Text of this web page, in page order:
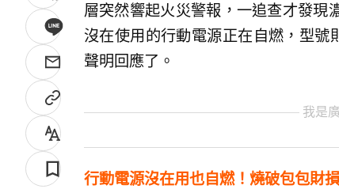
層突然響起火災警報，一追查才發現
沒在使用的行動電源正在自燃，型號
聲明回應了。
我是
行動電源沒在用也自燃！燒破包包財